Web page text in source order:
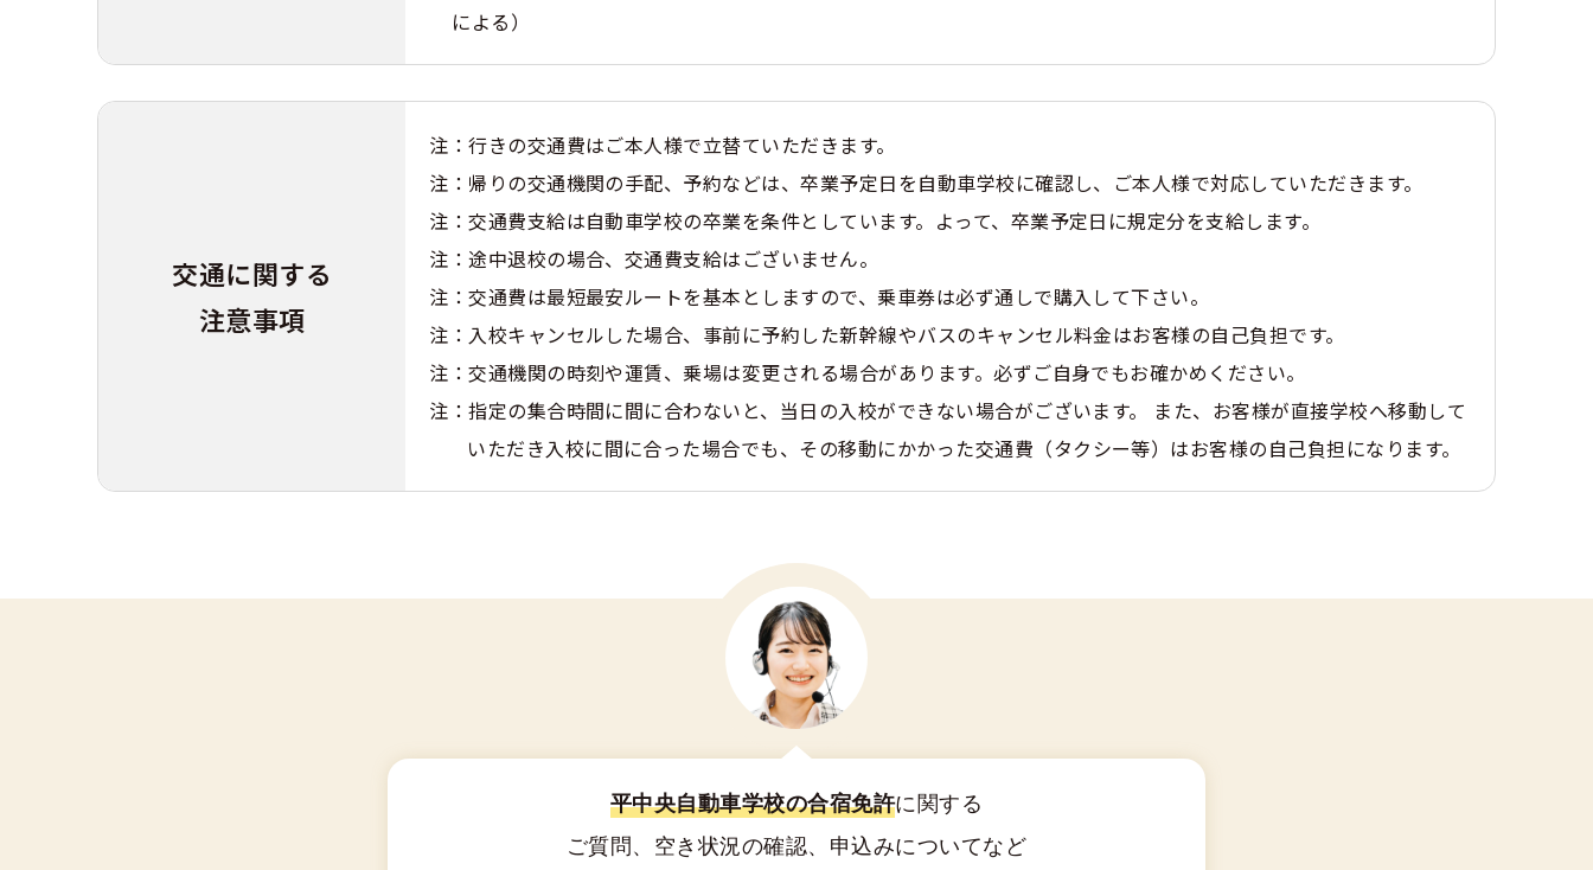
による）
交通に関する
注意事項
注：行きの交通費はご本人様で立替ていただきます。
注：帰りの交通機関の手配、予約などは、卒業予定日を自動車学校に確認し、ご本人様で対応していただきます。
注：交通費支給は自動車学校の卒業を条件としています。よって、卒業予定日に規定分を支給します。
注：途中退校の場合、交通費支給はございません。
注：交通費は最短最安ルートを基本としますので、乗車券は必ず通しで購入して下さい。
注：入校キャンセルした場合、事前に予約した新幹線やバスのキャンセル料金はお客様の自己負担です。
注：交通機関の時刻や運賃、乗場は変更される場合があります。必ずご自身でもお確かめください。
注：指定の集合時間に間に合わないと、当日の入校ができない場合がございます。 また、お客様が直接学校へ移動して
いただき入校に間に合った場合でも、その移動にかかった交通費（タクシー等）はお客様の自己負担になります。
平中央自動車学校の合宿免許に関する
ご質問、空き状況の確認、申込みについてなど